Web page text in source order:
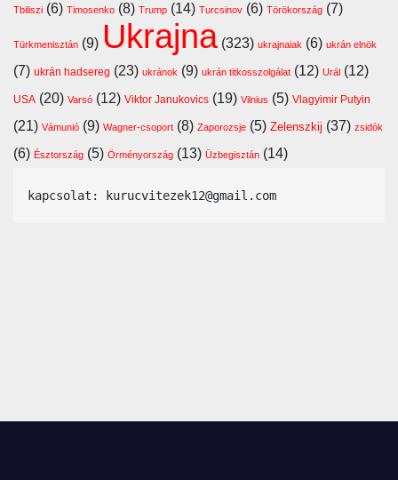
Tbiliszi (6) Timosenko (8) Trump (14) Turcsinov (6) Törökország (7)
Türkmenisztán (9) Ukrajna(323) ukrajnaiak (6) ukrán elnök
(7) ukrán hadsereg (23) ukránok (9) ukrán titkosszolgálat (12) Urál (12)
USA (20) Varsó (12) Viktor Janukovics (19) Vilnius (5) Vlagyimir Putyin
(21) Vámunió (9) Wagner-csoport (8) Zaporozsje (5) Zelenszkij (37) zsidók
(6) Észtország (5) Örményország (13) Üzbegisztán (14)
kapcsolat: kurucvitezek12@gmail.com